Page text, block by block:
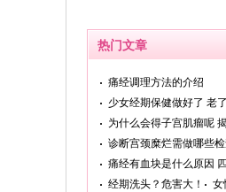
热门文章
痛经调理方法的介绍
少女经期保健做好了 老
为什么会得子宫肌瘤呢
诊断宫颈糜烂需做哪些
痛经有血块是什么原因
经期洗头？危害大！
女